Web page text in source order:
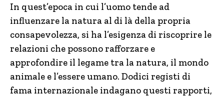
In quest’epoca in cui l’uomo tende ad
influenzare la natura al di là della propria
consapevolezza, si ha l’esigenza di riscoprire le
relazioni che possono rafforzare e
approfondire il legame tra la natura, il mondo
animale e l’essere umano. Dodici registi di
fama internazionale indagano questi rapporti,